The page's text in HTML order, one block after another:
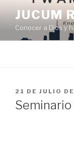
JUCUM
Conocer a Dios y
21 DE JULIO
Seminario